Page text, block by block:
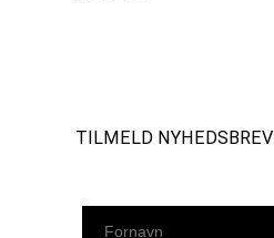
TILMELD NYHEDSBREV